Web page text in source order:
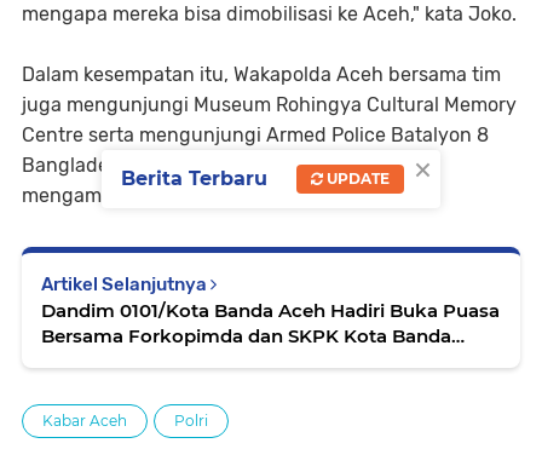
mengapa mereka bisa dimobilisasi ke Aceh," kata Joko.
Dalam kesempatan itu, Wakapolda Aceh bersama tim
juga mengunjungi Museum Rohingya Cultural Memory
Centre serta mengunjungi Armed Police Batalyon 8
Bangladesh yang selama ini bertugas untuk
mengamankan camp pengungsian.
Artikel Selanjutnya
Dandim 0101/Kota Banda Aceh Hadiri Buka Puasa
Bersama Forkopimda dan SKPK Kota Banda
Kabar Aceh Polri
×
Berita Terbaru UPDATE